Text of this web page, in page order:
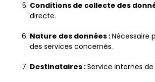
Conditions de collecte des
directe.
Nature des données :Nécessaire
des services concernés.
Destinataires :Service internes de